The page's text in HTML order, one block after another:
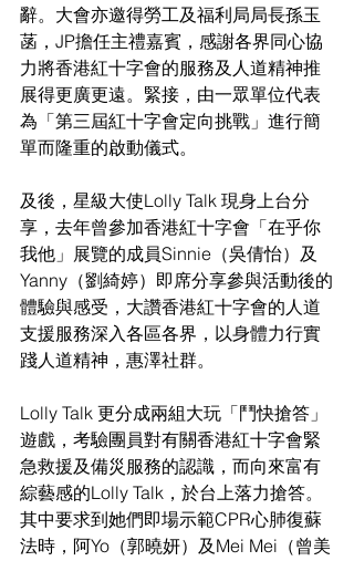
辭。 大會亦邀得勞工及福利局局長孫玉
菡，JP擔任主禮嘉賓，感謝各界同心協
力將香港紅十字會的服務及人道精神推
展得更廣更遠。緊接，由一眾單位代表
為 「第三屆紅十字會定向挑戰」 進行簡
單而隆重的啟動儀式。
及後，星級大使Lolly Talk 現身上台分
享，去年曾參加香港紅十字會「在乎你
我他」展覽的成員Sinnie（吳倩怡）及
Yanny（劉綺婷）即席分享參與活動後的
體驗與感受，大讚香港紅十字會的人道
支援服務深入各區各界，以身體力行實
踐人道精神，惠澤社群。
Lolly Talk 更分成兩組大玩「鬥快搶答」
遊戲，考驗團員對有關香港紅十字會緊
急救援及備災服務的認識 ，而向來富有
綜藝感的Lolly Talk，於台上落力搶答。
其中要求到她們即場示範CPR心肺復蘇
法時 ，阿Yo（郭曉妍）及Mei Mei（曾美